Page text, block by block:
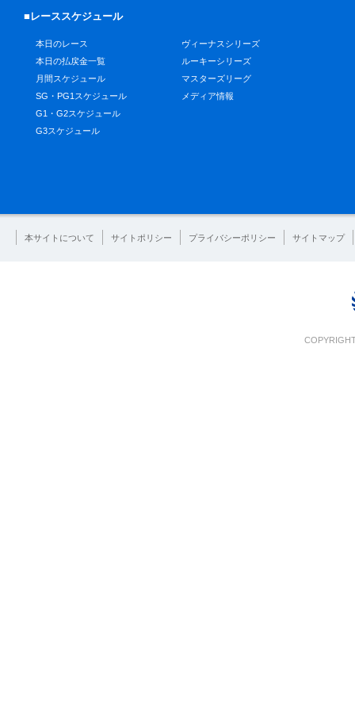
■レーススケジュール
本日のレース
本日の払戻金一覧
月間スケジュール
SG・PG1スケジュール
G1・G2スケジュール
G3スケジュール
ヴィーナスシリーズ
ルーキーシリーズ
マスターズリーグ
メディア情報
本サイトについて サイトポリシー プライバシーポリシー サイトマップ